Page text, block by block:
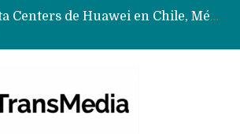
Data Centers de Huawei en Chile, México, Brasil,Perú y Argentina podrían verse afectados por arremetida de EE.UU